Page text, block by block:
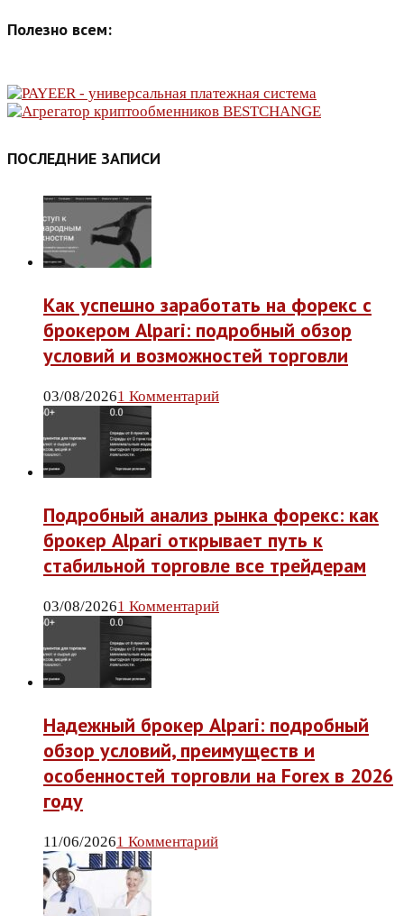
Полезно всем:
ПОСЛЕДНИЕ ЗАПИСИ
Как успешно заработать на форекс с
брокером Alpari: подробный обзор
условий и возможностей торговли
03/08/20261 Комментарий
Подробный анализ рынка форекс: как
брокер Alpari открывает путь к
стабильной торговле все трейдерам
03/08/20261 Комментарий
Надежный брокер Alpari: подробный
обзор условий, преимуществ и
особенностей торговли на Forex в 2026
году
11/06/20261 Комментарий